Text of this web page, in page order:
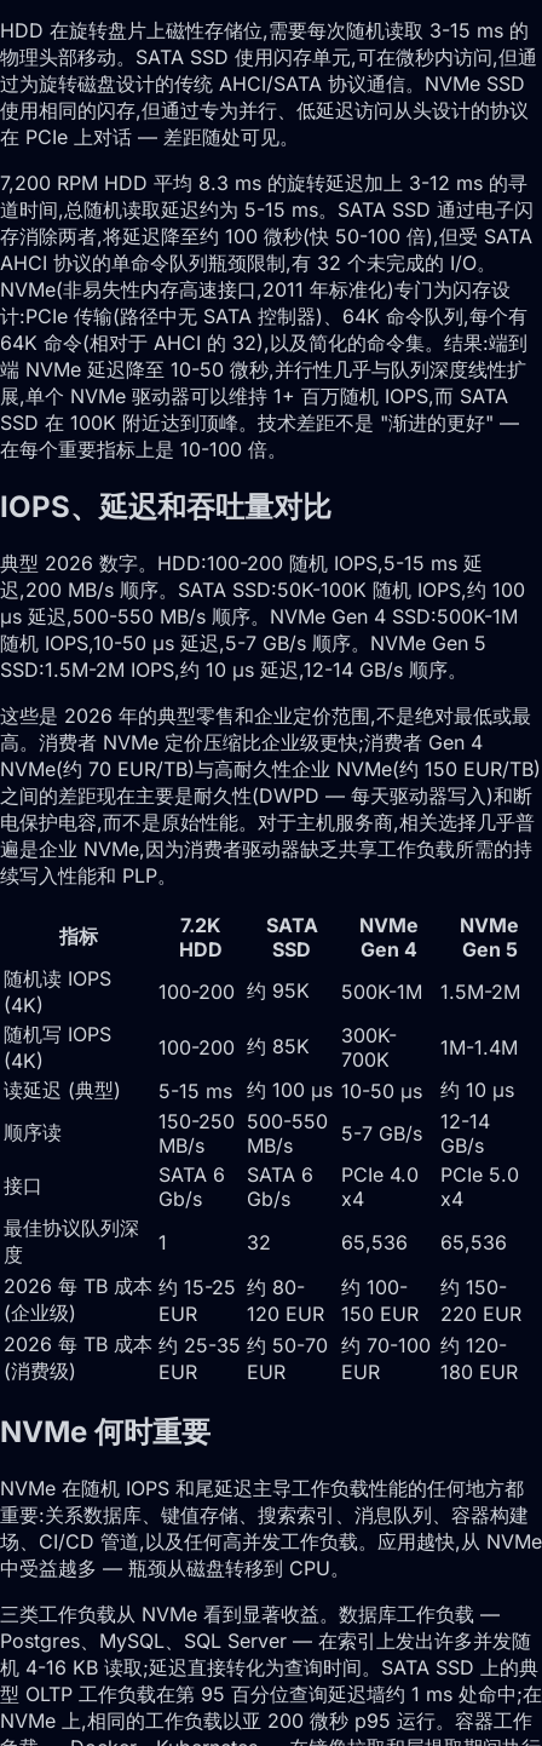
HDD 在旋转盘片上磁性存储位,需要每次随机读取 3-15 ms 的
物理头部移动。SATA SSD 使用闪存单元,可在微秒内访问,但通
过为旋转磁盘设计的传统 AHCI/SATA 协议通信。NVMe SSD
使用相同的闪存,但通过专为并行、低延迟访问从头设计的协议
在 PCIe 上对话 — 差距随处可见。
7,200 RPM HDD 平均 8.3 ms 的旋转延迟加上 3-12 ms 的寻
道时间,总随机读取延迟约为 5-15 ms。SATA SSD 通过电子闪
存消除两者,将延迟降至约 100 微秒(快 50-100 倍),但受 SATA
AHCI 协议的单命令队列瓶颈限制,有 32 个未完成的 I/O。
NVMe(非易失性内存高速接口,2011 年标准化)专门为闪存设
计:PCIe 传输(路径中无 SATA 控制器)、64K 命令队列,每个有
64K 命令(相对于 AHCI 的 32),以及简化的命令集。结果:端到
端 NVMe 延迟降至 10-50 微秒,并行性几乎与队列深度线性扩
展,单个 NVMe 驱动器可以维持 1+ 百万随机 IOPS,而 SATA
SSD 在 100K 附近达到顶峰。技术差距不是 "渐进的更好" —
在每个重要指标上是 10-100 倍。
IOPS、延迟和吞吐量对比
典型 2026 数字。HDD:100-200 随机 IOPS,5-15 ms 延
迟,200 MB/s 顺序。SATA SSD:50K-100K 随机 IOPS,约 100
μs 延迟,500-550 MB/s 顺序。NVMe Gen 4 SSD:500K-1M
随机 IOPS,10-50 μs 延迟,5-7 GB/s 顺序。NVMe Gen 5
SSD:1.5M-2M IOPS,约 10 μs 延迟,12-14 GB/s 顺序。
这些是 2026 年的典型零售和企业定价范围,不是绝对最低或最
高。消费者 NVMe 定价压缩比企业级更快;消费者 Gen 4
NVMe(约 70 EUR/TB)与高耐久性企业 NVMe(约 150 EUR/TB)
之间的差距现在主要是耐久性(DWPD — 每天驱动器写入)和断
电保护电容,而不是原始性能。对于主机服务商,相关选择几乎普
遍是企业 NVMe,因为消费者驱动器缺乏共享工作负载所需的持
续写入性能和 PLP。
指标
7.2K
HDD
SATA
SSD
NVMe
Gen 4
NVMe
Gen 5
随机读 IOPS
(4K)
100-200 约 95K 500K-1M
1.5M-2M
随机写 IOPS
(4K)
100-200 约 85K
300K-
700K
1M-1.4M
读延迟 (典型)
5-15 ms 约 100 μs 10-50 μs
约 10 μs
顺序读
150-250
MB/s
500-550
MB/s
5-7 GB/s
12-14
GB/s
接口
SATA 6
Gb/s
SATA 6
Gb/s
PCIe 4.0
x4
PCIe 5.0
x4
最佳协议队列深
度
1 32 65,536
65,536
2026 每 TB 成本
(企业级)
约 15-25
EUR
约 80-
120 EUR
约 100-
150 EUR
约 150-
220 EUR
2026 每 TB 成本
(消费级)
约 25-35
EUR
约 50-70
EUR
约 70-100
EUR
约 120-
180 EUR
NVMe 何时重要
NVMe 在随机 IOPS 和尾延迟主导工作负载性能的任何地方都
重要:关系数据库、键值存储、搜索索引、消息队列、容器构建
场、CI/CD 管道,以及任何高并发工作负载。应用越快,从 NVMe
中受益越多 — 瓶颈从磁盘转移到 CPU。
三类工作负载从 NVMe 看到显著收益。数据库工作负载 —
Postgres、MySQL、SQL Server — 在索引上发出许多并发随
机 4-16 KB 读取;延迟直接转化为查询时间。SATA SSD 上的典
型 OLTP 工作负载在第 95 百分位查询延迟墙约 1 ms 处命中;在
NVMe 上,相同的工作负载以亚 200 微秒 p95 运行。容器工作